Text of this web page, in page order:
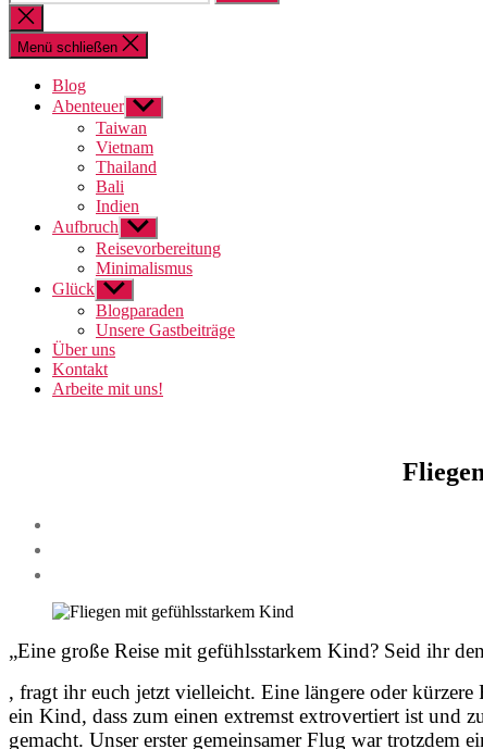
nach:
Suche
schließen
Menü schließen
Blog
Abenteuer Untermenü
anzeigen
Taiwan
Vietnam
Thailand
Bali
Indien
Aufbruch Untermenü
anzeigen
Reisevorbereitung
Minimalismus
Glück Untermenü
anzeigen
Blogparaden
Unsere Gastbeiträge
Über uns
Kontakt
Arbeite mit uns!
„Eine große Reise mit gefühlsstarkem Kind? Seid ihr
, fragt ihr euch jetzt vielleicht. Eine längere oder
ein Kind, dass zum einen extremst extrovertiert ist und
gemacht. Unser erster gemeinsamer Flug war trotzdem